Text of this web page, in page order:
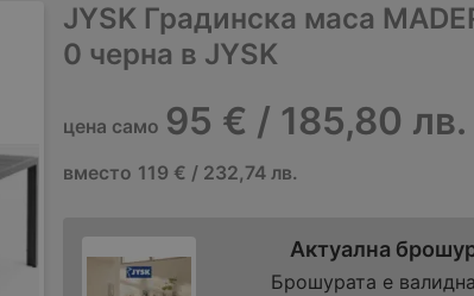
JYSK Градинска маса
0 черна в JYSK
цена само 95 € / 185,80 лв.
вместо 119 € / 232,74 лв.
Актуална
Брошурата е